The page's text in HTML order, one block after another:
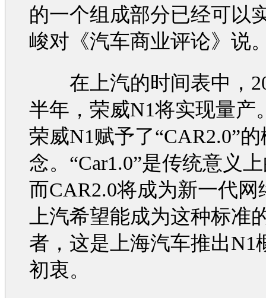
的一个组成部分已经可以
峻对《汽车商业评论》说
在上汽的时间表中，
半年，荣威N1将实现量产
荣威N1赋予了“CAR2.0”
念。“Car1.0”是传统意义
而CAR2.0将成为新一代网
上汽希望能成为这种标准
者，这是 上海汽车推出N1
初衷。